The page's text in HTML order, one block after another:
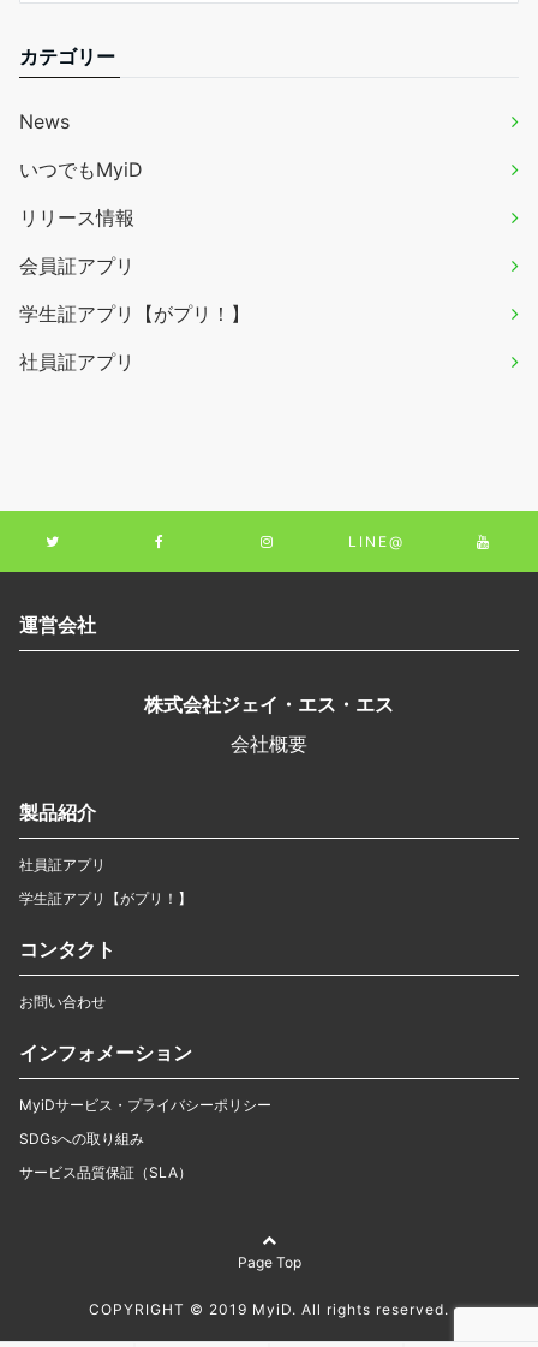
カテゴリー
News
いつでもMyiD
リリース情報
会員証アプリ
学生証アプリ【がプリ！】
社員証アプリ
LINE@
運営会社
株式会社ジェイ・エス・エス
会社概要
製品紹介
社員証アプリ
学生証アプリ【がプリ！】
コンタクト
お問い合わせ
インフォメーション
MyiDサービス・プライバシーポリシー
SDGsへの取り組み
サービス品質保証（SLA）
Page Top
COPYRIGHT © 2019 MyiD. All rights reserved.